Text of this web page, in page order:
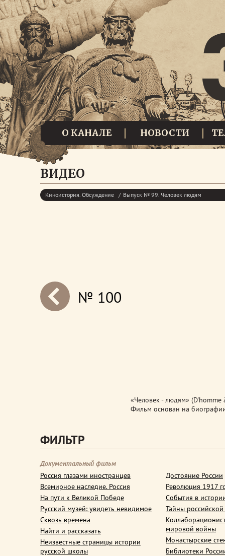
О КАНАЛЕ НОВОСТИ
ВИДЕО
Киноистория. Обсуждение Выпуск № 99. Человек людям
next№ 100
«Человек - людям»
Фильм основан на
ФИЛЬТР
Документальный фильм
Россия глазами иностранцев
Всемирное наследие. Россия
На пути к Великой Победе
Русский музей: увидеть невидимое
Сквозь времена
Найти и рассказать
Неизвестные страницы истории
русской школы
Достояние России
Революция 1917
События в
Тайны
мировой войны
Монастырские
Библиотеки